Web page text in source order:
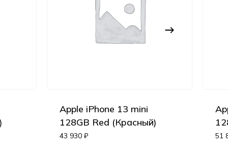
Корзина пуста.
Apple iPhone 13 mini
128GB Red (Красный)
43 930 ₽ 51